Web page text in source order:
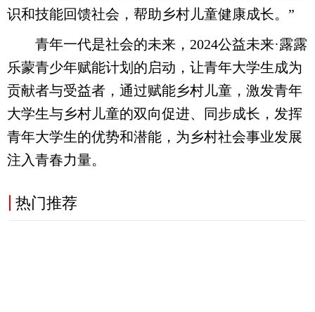
识和技能回馈社会，帮助乡村儿童健康成长。”
青年一代是社会的未来，2024公益未来·露露
乐蒙青少年赋能计划的启动，让青年大学生成为
贡献者与受益者，通过赋能乡村儿童，激发青年
大学生与乡村儿童的双向促进、同步成长，发挥
青年大学生的优势和潜能，为乡村社会事业发展
注入青春力量。
热门推荐